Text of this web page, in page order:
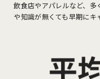
飲食店やアパレルなど、
や知識が無くても早期にキ